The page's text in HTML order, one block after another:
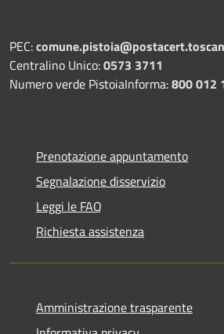
PEC:
Centralino Unico:0573 3711
Numero verde PistoiaInforma:800 012
Prenotazione appuntamento
Segnalazione disservizio
Leggi le FAQ
Richiesta assistenza
Amministrazione trasparente